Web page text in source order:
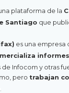
plataforma de la
Santiago que
es una empresa
Infocom y otras
pero trabajan